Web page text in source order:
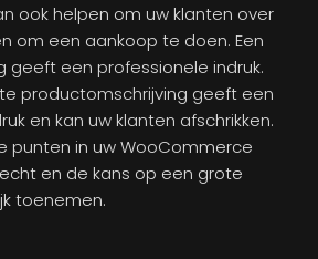
ook helpen om uw klanten over
om een aankoop te doen. Een
geeft een professionele indruk.
productomschrijving geeft een
en kan uw klanten afschrikken.
punten in uw WooCommerce
en de kans op een grote
toenemen.